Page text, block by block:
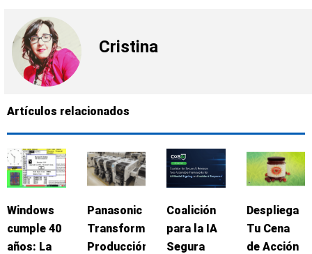
Cristina
Artículos relacionados
Windows
cumple 40
años: La
Panasonic
Transforma
Producción
Coalición
para la IA
Segura
Despliega
Tu Cena
de Acción